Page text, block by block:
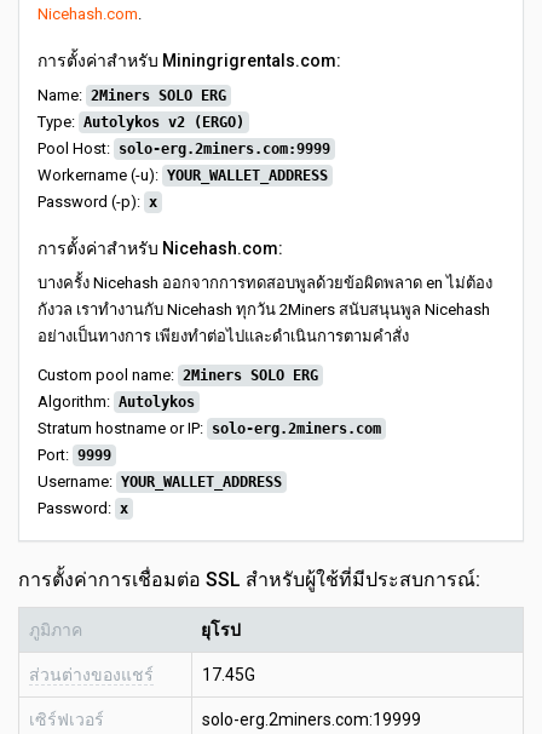
Nicehash.com.
การตั้งค่าสำหรับ Miningrigrentals.com:
Name: 2Miners SOLO ERG
Type: Autolykos v2 (ERGO)
Pool Host: solo-erg.2miners.com:9999
Workername (-u): YOUR_WALLET_ADDRESS
Password (-p): x
การตั้งค่าสำหรับ Nicehash.com:
บางครั้ง Nicehash ออกจากการทดสอบพูลด้วยข้อผิดพลาด en ไม่ต้อง
กังวล เราทำงานกับ Nicehash ทุกวัน 2Miners สนับสนุนพูล Nicehash
อย่างเป็นทางการ เพียงทำต่อไปและดำเนินการตามคำสั่ง
Custom pool name: 2Miners SOLO ERG
Algorithm: Autolykos
Stratum hostname or IP: solo-erg.2miners.com
Port: 9999
Username: YOUR_WALLET_ADDRESS
Password: x
การตั้งค่าการเชื่อมต่อ SSL สำหรับผู้ใช้ที่มีประสบการณ์:
ภูมิภาค ยุโรป
ส่วนต่างของแชร์ 17.45G
เซิร์ฟเวอร์ solo-erg.2miners.com:19999